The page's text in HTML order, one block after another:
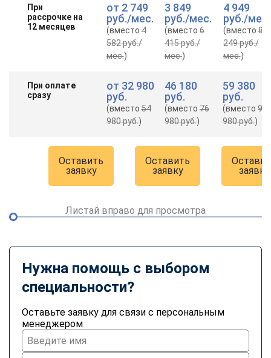
При
рассрочке на
12 месяцев
от 2 749
руб./мес.
(вместо4
582 руб./
мес.)
3 849
руб./мес.
(вместо6
415 руб./
мес.)
4 949
руб./мес.
(вместо8
249 руб./
мес.)
При оплате
сразу
от 32 980
руб.
(вместо54
980 руб.)
46 180
руб.
(вместо 76
980 руб.)
59 380
руб.
(вместо98
980 руб.)
Оставить
заявку
Оставить
заявку
заявку
Листай вправо для просмотра
Нужна помощь с выбором
специальности?
Оставьте заявку для связи с персональным
менеджером